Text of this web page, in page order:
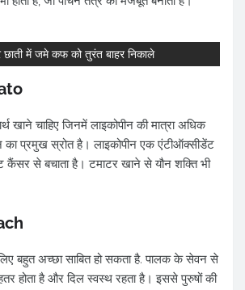
में जमे कफ को तुरंत बाहर निकाले
खाने चाहिए जिनमें लाइकोपीन की मात्रा अधिक
का प्रमुख स्रोत है। लाइकोपीन एक एंटीऑक्सीडेंट
कैंसर से बचाता है। टमाटर खाने से यौन शक्ति भी
बहुत अच्छा साबित हो सकता है. पालक के सेवन से
होता है और दिल स्वस्थ रहता है। इससे पुरुषों की